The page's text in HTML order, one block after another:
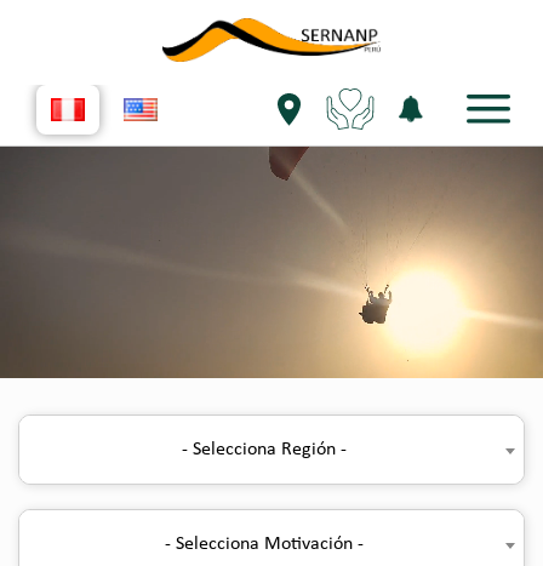
- Selecciona Región -
- Selecciona Motivación -